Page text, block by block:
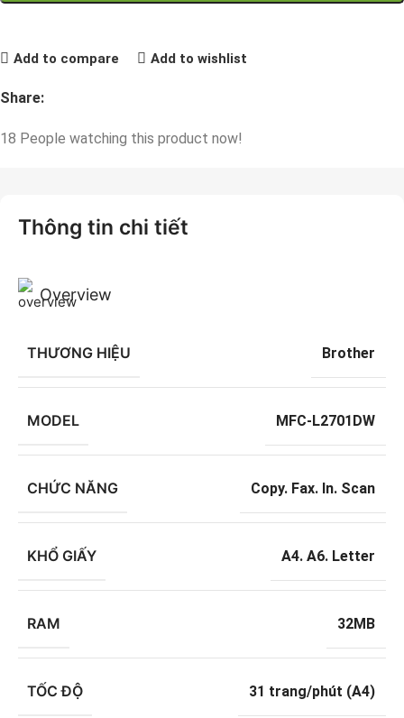
Add to compare Add to wishlist
Share:
18 People watching this product now!
Thông tin chi tiết
Overview
THƯƠNG HIỆU Brother
MODEL MFC-L2701DW
CHỨC NĂNG Copy. Fax. In. Scan
KHỔ GIẤY A4. A6. Letter
RAM 32MB
TỐC ĐỘ 31 trang/phút (A4)